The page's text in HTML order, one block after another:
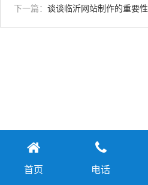
下一篇： 谈谈临沂网站制作的重要性
首页 电话